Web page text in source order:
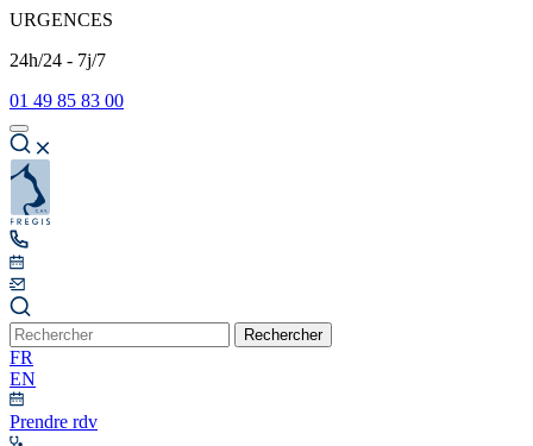
URGENCES
24h/24 - 7j/7
01 49 85 83 00
Rechercher
FR
EN
Prendre rdv